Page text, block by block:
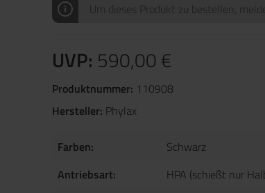
Um dieses Produkt zu bestellen,
UVP: 590,00 €
Produktnummer: 110908
Hersteller: Phylax
Farben:
Schwarz
Antriebsart:
HPA (schießt nur